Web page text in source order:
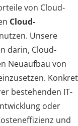
von Cloud-
Cloud-
Unsere
darin, Cloud-
Neuaufbau von
Konkret
bestehenden IT-
oder
und